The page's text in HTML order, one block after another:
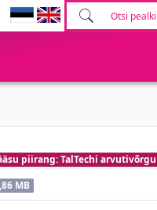
piirang: TalTechi
MB